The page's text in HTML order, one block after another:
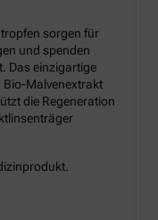
sorgen für
und spenden
Das einzigartige
Malvenextrakt
die Regeneration